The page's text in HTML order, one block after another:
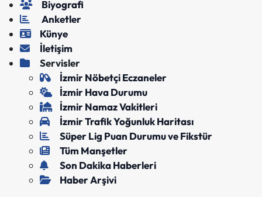
Biyografi
Anketler
Künye
İletişim
Servisler
İzmir Nöbetçi Eczaneler
İzmir Hava Durumu
İzmir Namaz Vakitleri
İzmir Trafik Yoğunluk Haritası
Süper Lig Puan Durumu ve Fikstür
Tüm Manşetler
Son Dakika Haberleri
Haber Arşivi